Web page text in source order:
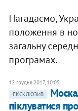
Нагадаємо,
положення в
загальну
програмах.
12 грудня 2017, 10:05
ЕКСКЛЮЗИВ
піклуватися